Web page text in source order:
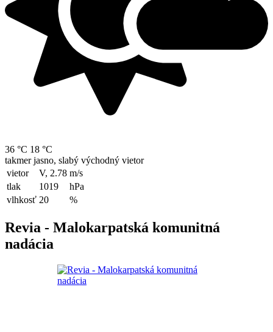
36 °C 18 °C
takmer jasno, slabý východný vietor
vietor
V, 2.78 m/s
tlak
1019
hPa
vlhkosť 20 %
Revia - Malokarpatská komunitná
nadácia